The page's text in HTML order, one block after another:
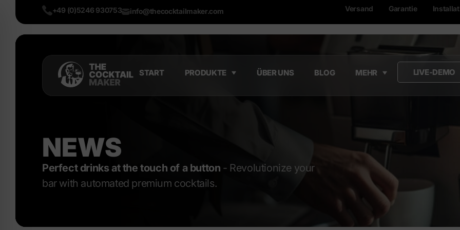
+49 (0)5246 930753 info@thecocktailmaker.com Versand Garantie
START PRODUKTE ÜBER UNS BLOG MEHR LIVE-DEMO
NEWS
Perfect drinks at the touch of a button - Revolutionize your
bar with automated premium cocktails.